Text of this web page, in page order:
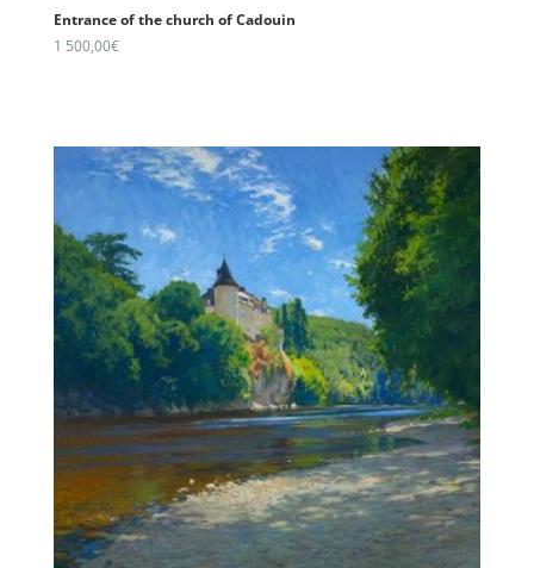
Entrance of the church of Cadouin
1 500,00€